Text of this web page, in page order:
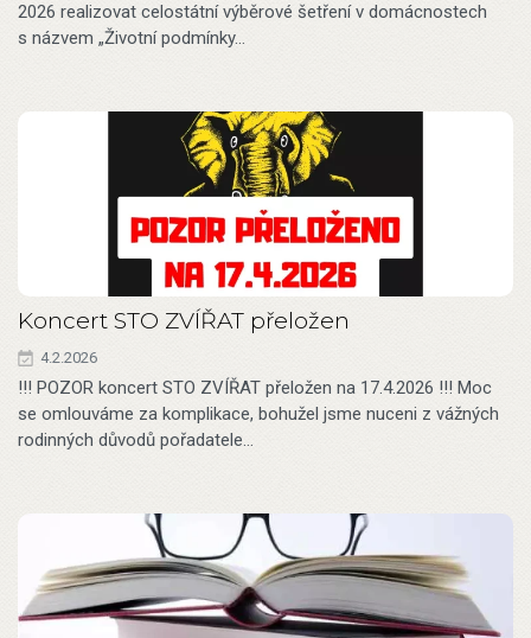
2026 realizovat celostátní výběrové šetření v domácnostech
s názvem „Životní podmínky…
Koncert STO ZVÍŘAT přeložen
4.2.2026
!!! POZOR koncert STO ZVÍŘAT přeložen na 17.4.2026 !!! Moc
se omlouváme za komplikace, bohužel jsme nuceni z vážných
rodinných důvodů pořadatele…